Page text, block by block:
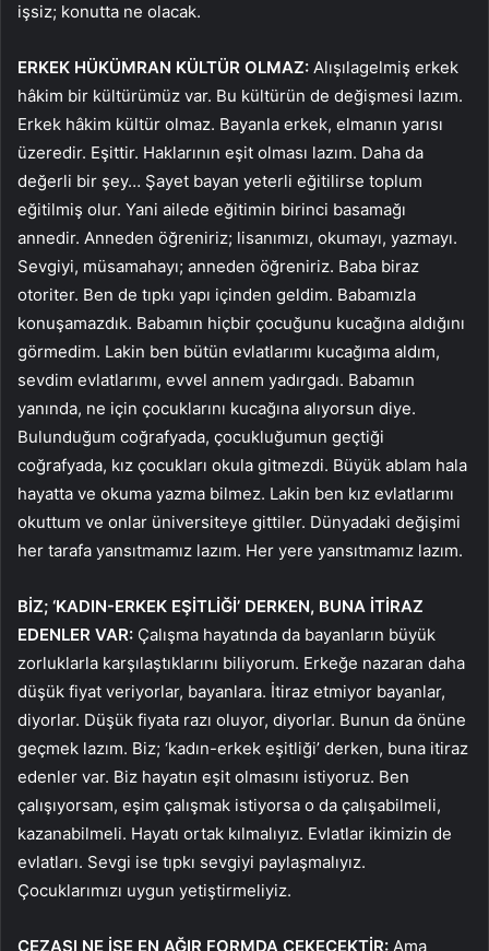
işsiz; konutta ne olacak.
ERKEK HÜKÜMRAN KÜLTÜR OLMAZ: Alışılagelmiş erkek
hâkim bir kültürümüz var. Bu kültürün de değişmesi lazım.
Erkek hâkim kültür olmaz. Bayanla erkek, elmanın yarısı
üzeredir. Eşittir. Haklarının eşit olması lazım. Daha da
değerli bir şey… Şayet bayan yeterli eğitilirse toplum
eğitilmiş olur. Yani ailede eğitimin birinci basamağı
annedir. Anneden öğreniriz; lisanımızı, okumayı, yazmayı.
Sevgiyi, müsamahayı; anneden öğreniriz. Baba biraz
otoriter. Ben de tıpkı yapı içinden geldim. Babamızla
konuşamazdık. Babamın hiçbir çocuğunu kucağına aldığını
görmedim. Lakin ben bütün evlatlarımı kucağıma aldım,
sevdim evlatlarımı, evvel annem yadırgadı. Babamın
yanında, ne için çocuklarını kucağına alıyorsun diye.
Bulunduğum coğrafyada, çocukluğumun geçtiği
coğrafyada, kız çocukları okula gitmezdi. Büyük ablam hala
hayatta ve okuma yazma bilmez. Lakin ben kız evlatlarımı
okuttum ve onlar üniversiteye gittiler. Dünyadaki değişimi
her tarafa yansıtmamız lazım. Her yere yansıtmamız lazım.
BİZ; ‘KADIN-ERKEK EŞİTLİĞİ’ DERKEN, BUNA İTİRAZ
EDENLER VAR: Çalışma hayatında da bayanların büyük
zorluklarla karşılaştıklarını biliyorum. Erkeğe nazaran daha
düşük fiyat veriyorlar, bayanlara. İtiraz etmiyor bayanlar,
diyorlar. Düşük fiyata razı oluyor, diyorlar. Bunun da önüne
geçmek lazım. Biz; ‘kadın-erkek eşitliği’ derken, buna itiraz
edenler var. Biz hayatın eşit olmasını istiyoruz. Ben
çalışıyorsam, eşim çalışmak istiyorsa o da çalışabilmeli,
kazanabilmeli. Hayatı ortak kılmalıyız. Evlatlar ikimizin de
evlatları. Sevgi ise tıpkı sevgiyi paylaşmalıyız.
Çocuklarımızı uygun yetiştirmeliyiz.
CEZASI NE İSE EN AĞIR FORMDA ÇEKECEKTİR: Ama